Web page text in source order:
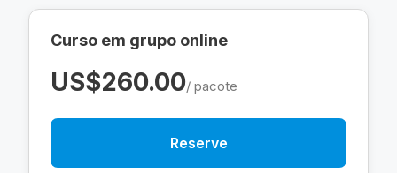
Curso em grupo online
US$260.00/ pacote
Reserve